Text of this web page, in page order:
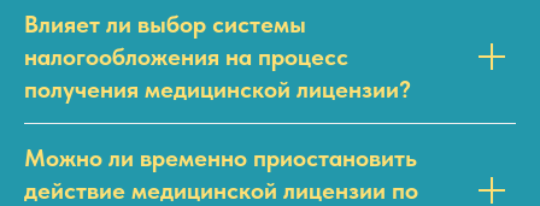
Влияет ли выбор системы
налогообложения на процесс
получения медицинской лицензии?
Можно ли временно приостановить
действие медицинской лицензии по